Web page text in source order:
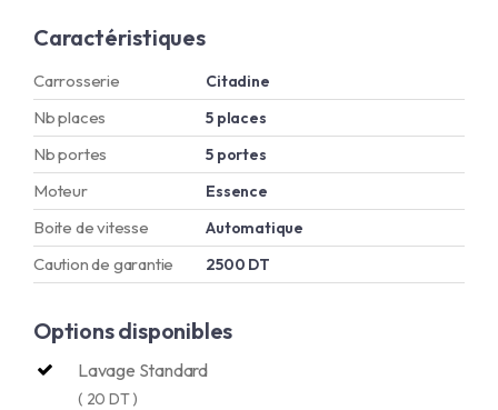
Caractéristiques
Carrosserie Citadine
Nb places 5 places
Nb portes 5 portes
Moteur Essence
Boite de vitesse Automatique
Caution de garantie 2500 DT
Options disponibles
Lavage Standard
( 20 DT )